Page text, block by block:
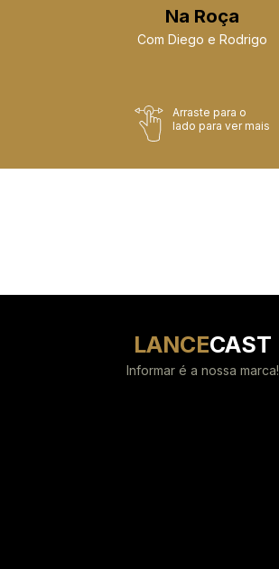
Na Roça
Com Diego e Rodrigo
Arraste para o
lado para ver mais
LANCECAST
Informar é a nossa marca!